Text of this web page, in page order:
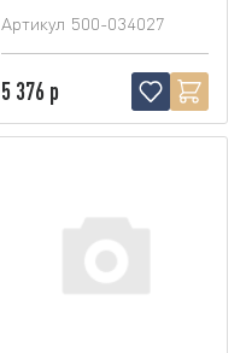
Артикул 500-034027
5 376 р